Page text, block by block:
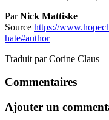
ParNick Mattiske
Source https://
hate#author
Traduit par Corine Claus
Commentaires
Ajouter un